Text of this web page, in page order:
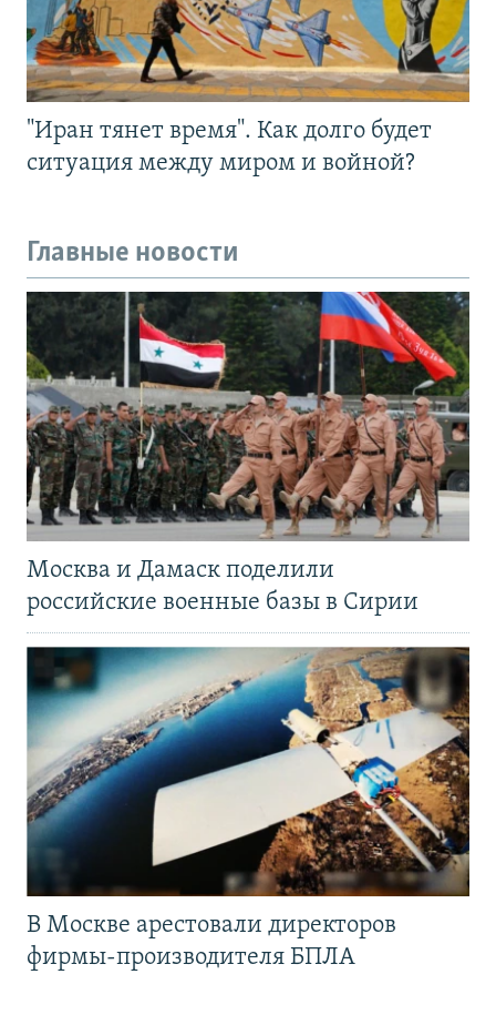
"Иран тянет время". Как долго будет
ситуация между миром и войной?
Главные новости
Москва и Дамаск поделили
российские военные базы в Сирии
В Москве арестовали директоров
фирмы-производителя БПЛА